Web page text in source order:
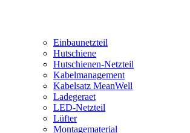
Einbaunetzteil
Hutschiene
Hutschienen-Netzteil
Kabelmanagement
Kabelsatz MeanWell
Ladegeraet
LED-Netzteil
Lüfter
Montagematerial